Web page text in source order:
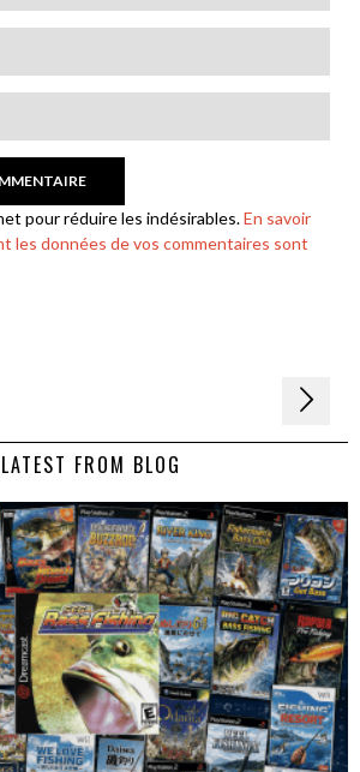
pour réduire les indésirables.En savoir
les données de vos commentaires sont
LATEST FROM BLOG